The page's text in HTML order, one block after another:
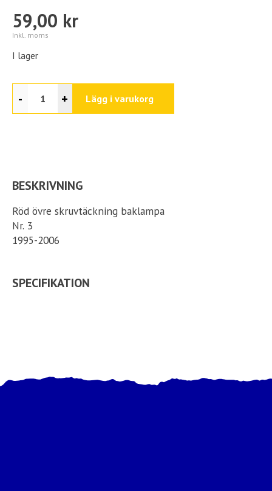
59,00 kr
Inkl. moms
I lager
- + Lägg i varukorg
BESKRIVNING
Röd övre skruvtäckning baklampa
Nr. 3
1995-2006
SPECIFIKATION